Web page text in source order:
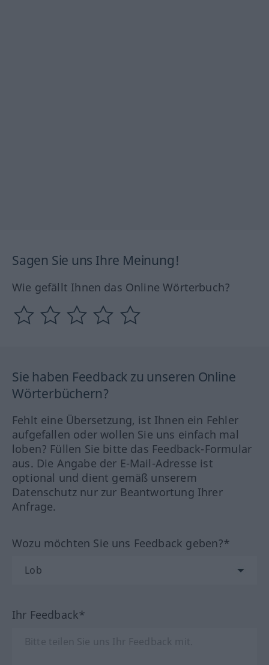
Sagen Sie uns Ihre Meinung!
Wie gefällt Ihnen das Online Wörterbuch?
Sie haben Feedback zu unseren Online
Wörterbüchern?
Fehlt eine Übersetzung, ist Ihnen ein Fehler
aufgefallen oder wollen Sie uns einfach mal
loben? Füllen Sie bitte das Feedback-Formular
aus. Die Angabe der E-Mail-Adresse ist
optional und dient gemäß unserem
Datenschutz nur zur Beantwortung Ihrer
Anfrage.
Wozu möchten Sie uns Feedback geben?*
Ihr Feedback*